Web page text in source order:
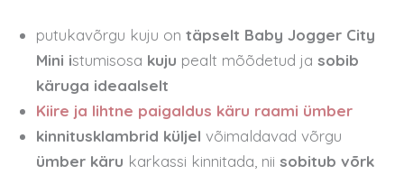
putukavõrgu kuju on täpselt Baby Jogger City
Mini istumisosa kuju pealt mõõdetud ja sobib
käruga ideaalselt
Kiire ja lihtne paigaldus käru raami ümber
kinnitusklambrid küljel võimaldavad võrgu
ümber käru karkassi kinnitada, nii sobitub võrk